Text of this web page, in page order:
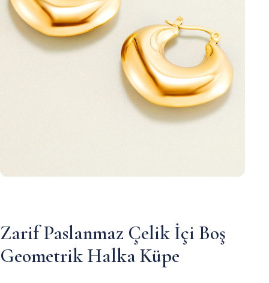
Zarif Paslanmaz Çelik İçi Boş
Geometrik Halka Küpe